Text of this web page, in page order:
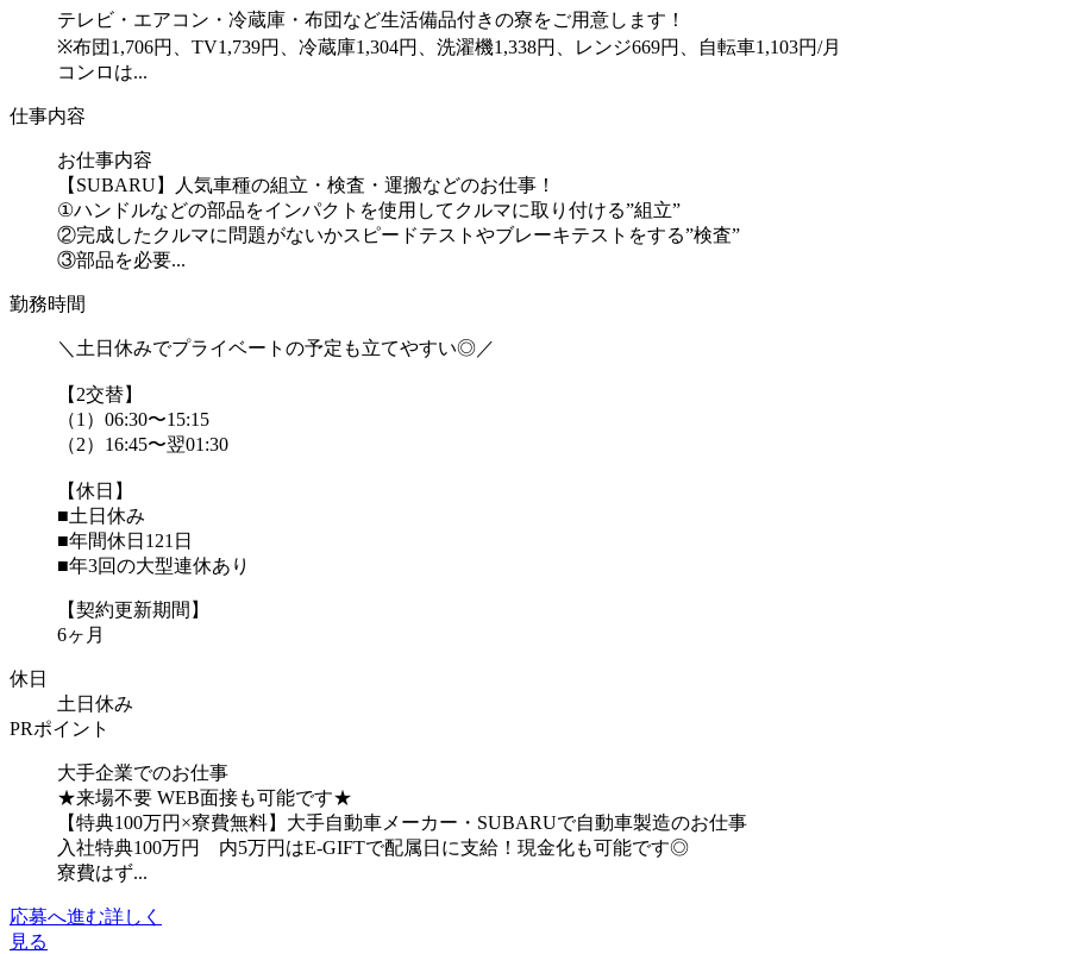
テレビ・エアコン・冷蔵庫・布団など生活備品付きの寮をご用意します！
※布団1,706円、TV1,739円、冷蔵庫1,304円、洗濯機1,338円、レンジ669円、自転車1,103円/月
コンロは...
仕事内容
お仕事内容
【SUBARU】人気車種の組立・検査・運搬などのお仕事！
①ハンドルなどの部品をインパクトを使用してクルマに取り付ける”組立”
②完成したクルマに問題がないかスピードテストやブレーキテストをする”検査”
③部品を必要...
勤務時間
＼土日休みでプライベートの予定も立てやすい◎／
【2交替】
（1）06:30〜15:15
（2）16:45〜翌01:30
【休日】
■土日休み
■年間休日121日
■年3回の大型連休あり
【契約更新期間】
6ヶ月
休日
土日休み
PRポイント
大手企業でのお仕事
★来場不要 WEB面接も可能です★
【特典100万円×寮費無料】大手自動車メーカー・SUBARUで自動車製造のお仕事
入社特典100万円 内5万円はE-GIFTで配属日に支給！現金化も可能です◎
寮費はず...
応募へ進む詳しく
見る